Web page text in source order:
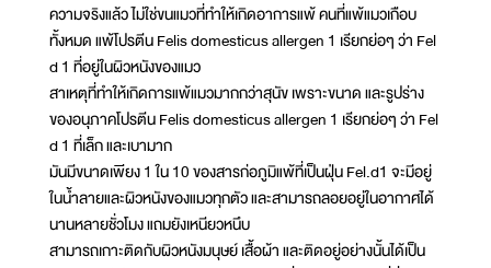
ความจริงแล้ว ไม่ใช่ขนแมวที่ทำให้เกิดอาการแพ้ คนที่แพ้แมวเกือบ
ทั้งหมด แพ้โปรตีน Felis domesticus allergen 1 เรียกย่อๆ ว่า Fel
d 1 ที่อยู่ในผิวหนังของแมว
สาเหตุที่ทำให้เกิดการแพ้แมวมากกว่าสุนัข เพราะขนาด และรูปร่าง
ของอนุภาคโปรตีน Felis domesticus allergen 1 เรียกย่อๆ ว่า Fel
d 1 ที่เล็ก และเบามาก
มันมีขนาดเพียง 1 ใน 10 ของสารก่อภูมิแพ้ที่เป็นฝุ่น Fel.d1 จะมีอยู่
ในน้ำลายและผิวหนังของแมวทุกตัว และสามารถลอยอยู่ในอากาศได้
นานหลายชั่วโมง แถมยังเหนียวหนึบ
สามารถเกาะติดกับผิวหนังมนุษย์ เสื้อผ้า และติดอยู่อย่างนั้นได้เป็น